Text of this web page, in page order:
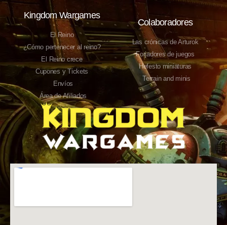
Kingdom Wargames
El Reino
¿Cómo pertenecer al reino?
El Reino crece
Cupones y Tickets
Envíos
Área de Afiliados
Colaboradores
Las crónicas de Arturok
Forjadores de juegos
Hefesto miniaturas
Terrain and minis